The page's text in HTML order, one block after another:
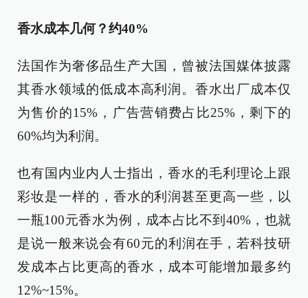
香水成本几何？约40%
法国作为奢侈品生产大国，曾被法国媒体披露
其香水领域的低成本高利润。香水出厂成本仅
为售价的15%，广告营销费占比25%，剩下的
60%均为利润。
也有国内业内人士指出，香水的毛利理论上跟
彩妆是一样的，香水的利润甚至更高一些，以
一瓶100元香水为例，成本占比不到40%，也就
是说一般来说会有60元的利润在手，若科技研
发成本占比更高的香水，成本可能增加最多约
12%~15%。